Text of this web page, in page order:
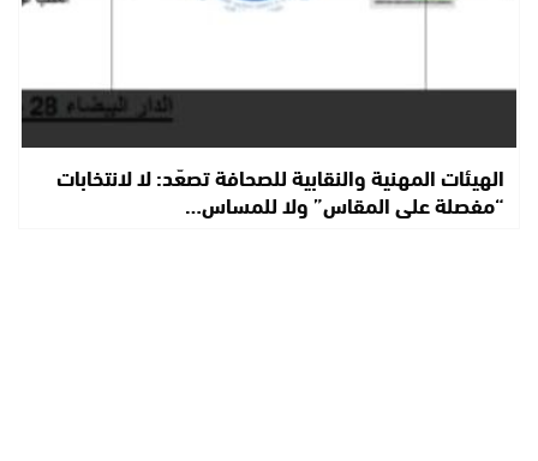
الهيئات المهنية والنقابية للصحافة تصعّد: لا لانتخابات
“مفصلة على المقاس” ولا للمساس…